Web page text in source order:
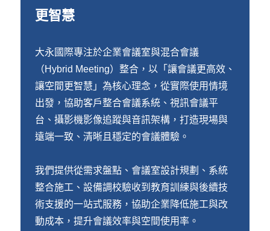
更智慧
大永國際專注於企業會議室與混合會議
（Hybrid Meeting）整合，以「讓會議更高效、
讓空間更智慧」為核心理念，從實際使用情境
出發，協助客戶整合會議系統、視訊會議平
台、攝影機影像追蹤與音訊架構，打造現場與
遠端一致、清晰且穩定的會議體驗。
我們提供從需求盤點、會議室設計規劃、系統
整合施工、設備調校驗收到教育訓練與後續技
術支援的一站式服務，協助企業降低施工與改
動成本，提升會議效率與空間使用率。